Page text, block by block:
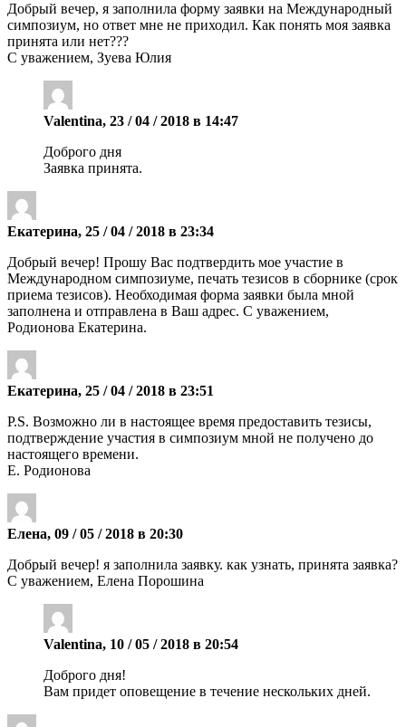
Добрый вечер, я заполнила форму заявки на Международный
симпозиум, но ответ мне не приходил. Как понять моя заявка
принята или нет???
С уважением, Зуева Юлия
Valentina, 23 / 04 / 2018 в 14:47
Доброго дня
Заявка принята.
Екатерина, 25 / 04 / 2018 в 23:34
Добрый вечер! Прошу Вас подтвердить мое участие в
Международном симпозиуме, печать тезисов в сборнике (срок
приема тезисов). Необходимая форма заявки была мной
заполнена и отправлена в Ваш адрес. С уважением,
Родионова Екатерина.
Екатерина, 25 / 04 / 2018 в 23:51
P.S. Возможно ли в настоящее время предоставить тезисы,
подтверждение участия в симпозиум мной не получено до
настоящего времени.
Е. Родионова
Елена, 09 / 05 / 2018 в 20:30
Добрый вечер! я заполнила заявку. как узнать, принята заявка?
С уважением, Елена Порошина
Valentina, 10 / 05 / 2018 в 20:54
Доброго дня!
Вам придет оповещение в течение нескольких дней.